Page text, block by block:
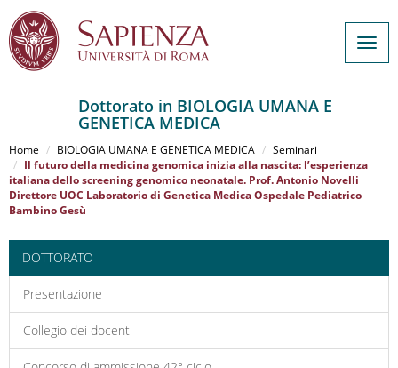
al
contenuto
principale
Dottorato in BIOLOGIA UMANA E
GENETICA MEDICA
Home BIOLOGIA UMANA E GENETICA MEDICA
Seminari
Il futuro della medicina genomica inizia alla nascita: l’esperienza
italiana dello screening genomico neonatale. Prof. Antonio Novelli
Direttore UOC Laboratorio di Genetica Medica Ospedale Pediatrico
Bambino Gesù
DOTTORATO
Presentazione
Collegio dei docenti